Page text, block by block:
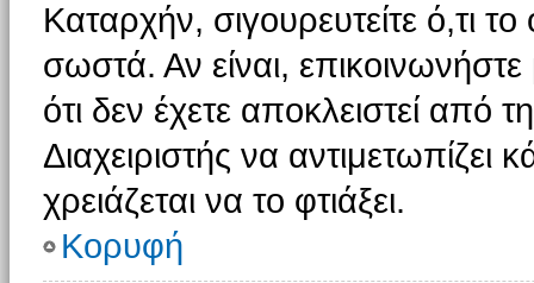
Καταρχήν, σιγουρευτείτε ό,τι
σωστά. Αν είναι, επικοινωνήστε
ότι δεν έχετε αποκλειστεί από
Διαχειριστής να αντιμετωπίζει
χρειάζεται να το φτιάξει.
Κορυφή